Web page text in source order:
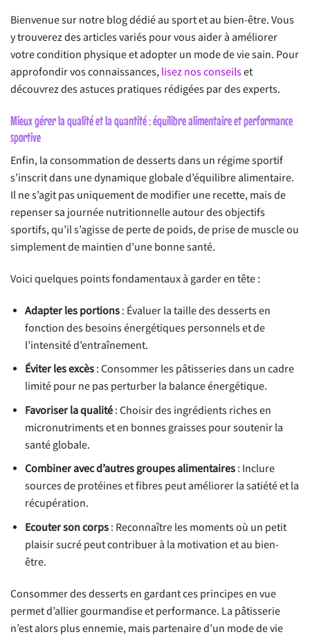
Bienvenue sur notre blog dédié au sport et au bien-être. Vous
y trouverez des articles variés pour vous aider à améliorer
votre condition physique et adopter un mode de vie sain. Pour
approfondir vos connaissances,lisez nos conseilset
découvrez des astuces pratiques rédigées par des experts.
Mieux gérer la qualité et la quantité : équilibre alimentaire et performance
sportive
Enfin, la consommation de desserts dans un régime sportif
s’inscrit dans une dynamique globale d’équilibre alimentaire.
Il ne s’agit pas uniquement de modifier une recette, mais de
repenser sa journée nutritionnelle autour des objectifs
sportifs, qu’il s’agisse de perte de poids, de prise de muscle ou
simplement de maintien d’une bonne santé.
Voici quelques points fondamentaux à garder en tête :
Adapter les portions: Évaluer la taille des desserts en
fonction des besoins énergétiques personnels et de
l’intensité d’entraînement.
Éviter les excès: Consommer les pâtisseries dans un cadre
limité pour ne pas perturber la balance énergétique.
Favoriser la qualité: Choisir des ingrédients riches en
micronutriments et en bonnes graisses pour soutenir la
santé globale.
Combiner avec d’autres groupes alimentaires: Inclure
sources de protéines et fibres peut améliorer la satiété et la
récupération.
Ecouter son corps: Reconnaître les moments où un petit
plaisir sucré peut contribuer à la motivation et au bien-
être.
Consommer des desserts en gardant ces principes en vue
permet d’allier gourmandise et performance. La pâtisserie
n’est alors plus ennemie, mais partenaire d’un mode de vie